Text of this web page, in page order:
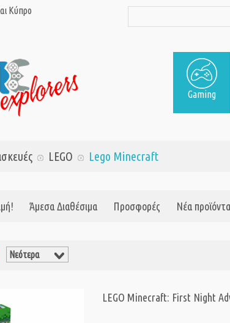
Κύπρο
Gaming
LEGO Lego Minecraft
Άμεσα Διαθέσιμα Προσφορές Νέα προϊόντα
LEGO Minecraft: First Night